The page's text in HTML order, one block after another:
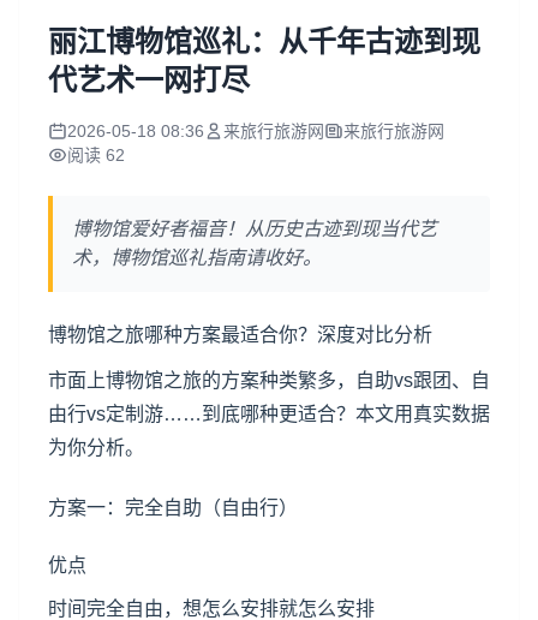
丽江博物馆巡礼：从千年古迹到现
代艺术一网打尽
2026-05-18 08:36 来旅行旅游网
来旅行旅游网
阅读 62
博物馆爱好者福音！从历史古迹到现当代艺
术，博物馆巡礼指南请收好。
博物馆之旅哪种方案最适合你？深度对比分析
市面上博物馆之旅的方案种类繁多，自助vs跟团、自
由行vs定制游……到底哪种更适合？本文用真实数据
为你分析。
方案一：完全自助（自由行）
优点
时间完全自由，想怎么安排就怎么安排